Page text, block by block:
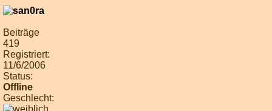
Beiträge
419
Registriert:
11/6/2006
Status:
Offline
Geschlecht: